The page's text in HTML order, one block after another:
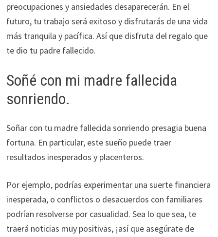
preocupaciones y ansiedades desaparecerán. En el
futuro, tu trabajo será exitoso y disfrutarás de una vida
más tranquila y pacífica. Así que disfruta del regalo que
te dio tu padre fallecido.
Soñé con mi madre fallecida
sonriendo.
Soñar con tu madre fallecida sonriendo presagia buena
fortuna. En particular, este sueño puede traer
resultados inesperados y placenteros.
Por ejemplo, podrías experimentar una suerte financiera
inesperada, o conflictos o desacuerdos con familiares
podrían resolverse por casualidad. Sea lo que sea, te
traerá noticias muy positivas, ¡así que asegúrate de